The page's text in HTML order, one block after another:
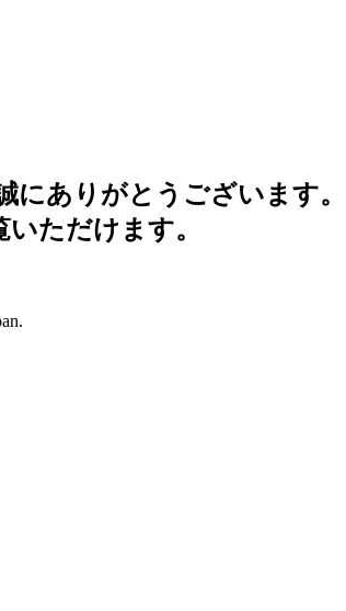
にありがとうございます。
ただけます。